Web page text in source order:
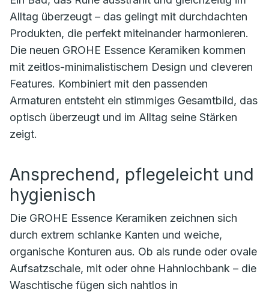
Alltag überzeugt – das gelingt mit durchdachten
Produkten, die perfekt miteinander harmonieren.
Die neuen GROHE Essence Keramiken kommen
mit zeitlos-minimalistischem Design und cleveren
Features. Kombiniert mit den passenden
Armaturen entsteht ein stimmiges Gesamtbild, das
optisch überzeugt und im Alltag seine Stärken
zeigt.
Ansprechend, pflegeleicht und
hygienisch
Die GROHE Essence Keramiken zeichnen sich
durch extrem schlanke Kanten und weiche,
organische Konturen aus. Ob als runde oder ovale
Aufsatzschale, mit oder ohne Hahnlochbank – die
Waschtische fügen sich nahtlos in